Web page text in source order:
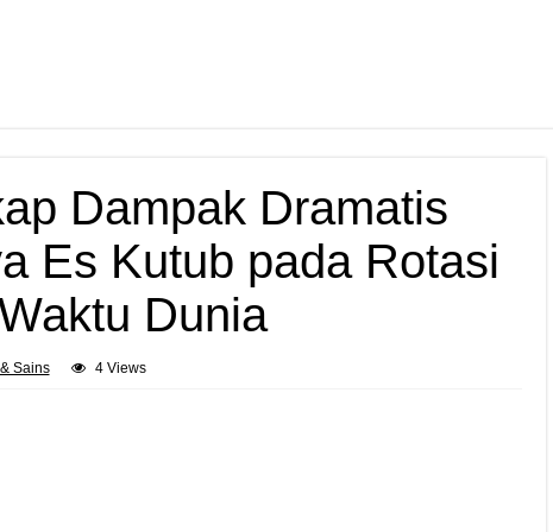
Dampak Dramatis
Es Kutub pada Rotasi
Dunia
Sains 4 Views